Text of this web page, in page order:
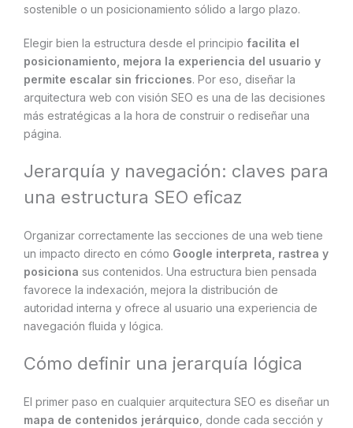
sostenible o un posicionamiento sólido a largo plazo.
Elegir bien la estructura desde el principio facilita el
posicionamiento, mejora la experiencia del usuario y
permite escalar sin fricciones. Por eso, diseñar la
arquitectura web con visión SEO es una de las decisiones
más estratégicas a la hora de construir o rediseñar una
página.
Jerarquía y navegación: claves para
una estructura SEO eficaz
Organizar correctamente las secciones de una web tiene
un impacto directo en cómo Google interpreta, rastrea y
posiciona sus contenidos. Una estructura bien pensada
favorece la indexación, mejora la distribución de
autoridad interna y ofrece al usuario una experiencia de
navegación fluida y lógica.
Cómo definir una jerarquía lógica
El primer paso en cualquier arquitectura SEO es diseñar un
mapa de contenidos jerárquico , donde cada sección y